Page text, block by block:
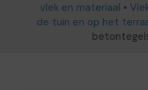
vlek en materiaal •
de tuin en op het